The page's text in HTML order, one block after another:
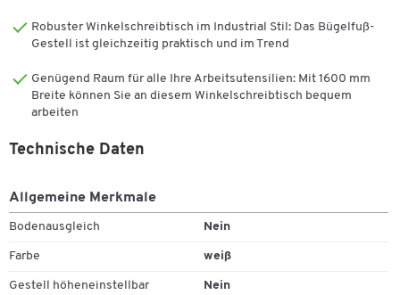
Bestehend aus melaminharzbeschichteter Spanplatte, 22
mm stark
Winkel von 90° zur idealen Platzierung in Raumecken
Jeweils mit einer Tiefe von 800 mm
Wahlweise
von 1600 mm
von 1600 mm
von 1900 mm
mit einer Breite von 2200 mm sowie einer Ansatztiefe
mit einer Breite von 2200 mm sowie einer Ansatztiefe
Robuster Winkelschreibtisch im Industrial Stil: Das Bügelfuß-
Gestell ist gleichzeitig praktisch und im Trend
Genügend Raum für alle Ihre Arbeitsutensilien: Mit 1600 mm
Breite können Sie an diesem Winkelschreibtisch bequem
arbeiten
Technische Daten
Allgemeine Merkmale
Bodenausgleich Nein
Farbe weiß
Gestell höheneinstellbar Nein